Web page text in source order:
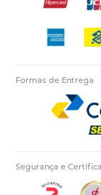
Formas de Entrega
Segurança e